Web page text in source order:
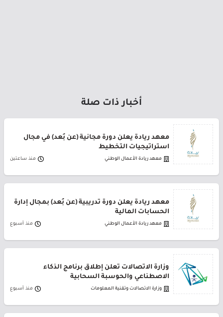
أخبار ذات صلة
معهد ريادة يعلن دورة مجانية (عن بُعد) في مجال
استراتيجيات التخطيط
معهد ريادة الأعمال الوطني منذ ساعتين
معهد ريادة يعلن دورة تدريبية (عن بُعد) بمجال إدارة
الحسابات المالية
معهد ريادة الأعمال الوطني منذ أسبوع
وزارة الاتصالات تعلن إطلاق برنامج الذكاء
الاصطناعي والحوسبة السحابية
وزارة الاتصالات وتقنية المعلومات منذ أسبوع